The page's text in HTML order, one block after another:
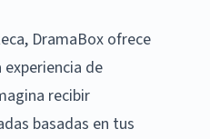
DramaBox ofrece
de
recibir
basadas en tus